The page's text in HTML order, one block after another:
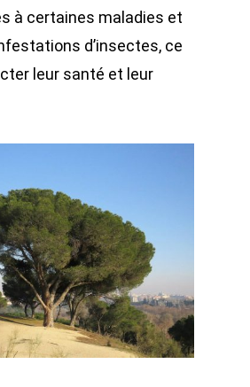
à certaines maladies et
d’insectes, ce
leur santé et leur